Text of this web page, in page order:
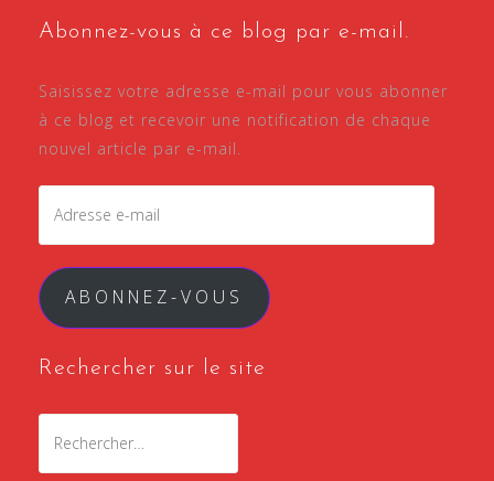
Abonnez-vous à ce blog par e-mail.
Saisissez votre adresse e-mail pour vous abonner
à ce blog et recevoir une notification de chaque
nouvel article par e-mail.
ABONNEZ-VOUS
Rechercher sur le site